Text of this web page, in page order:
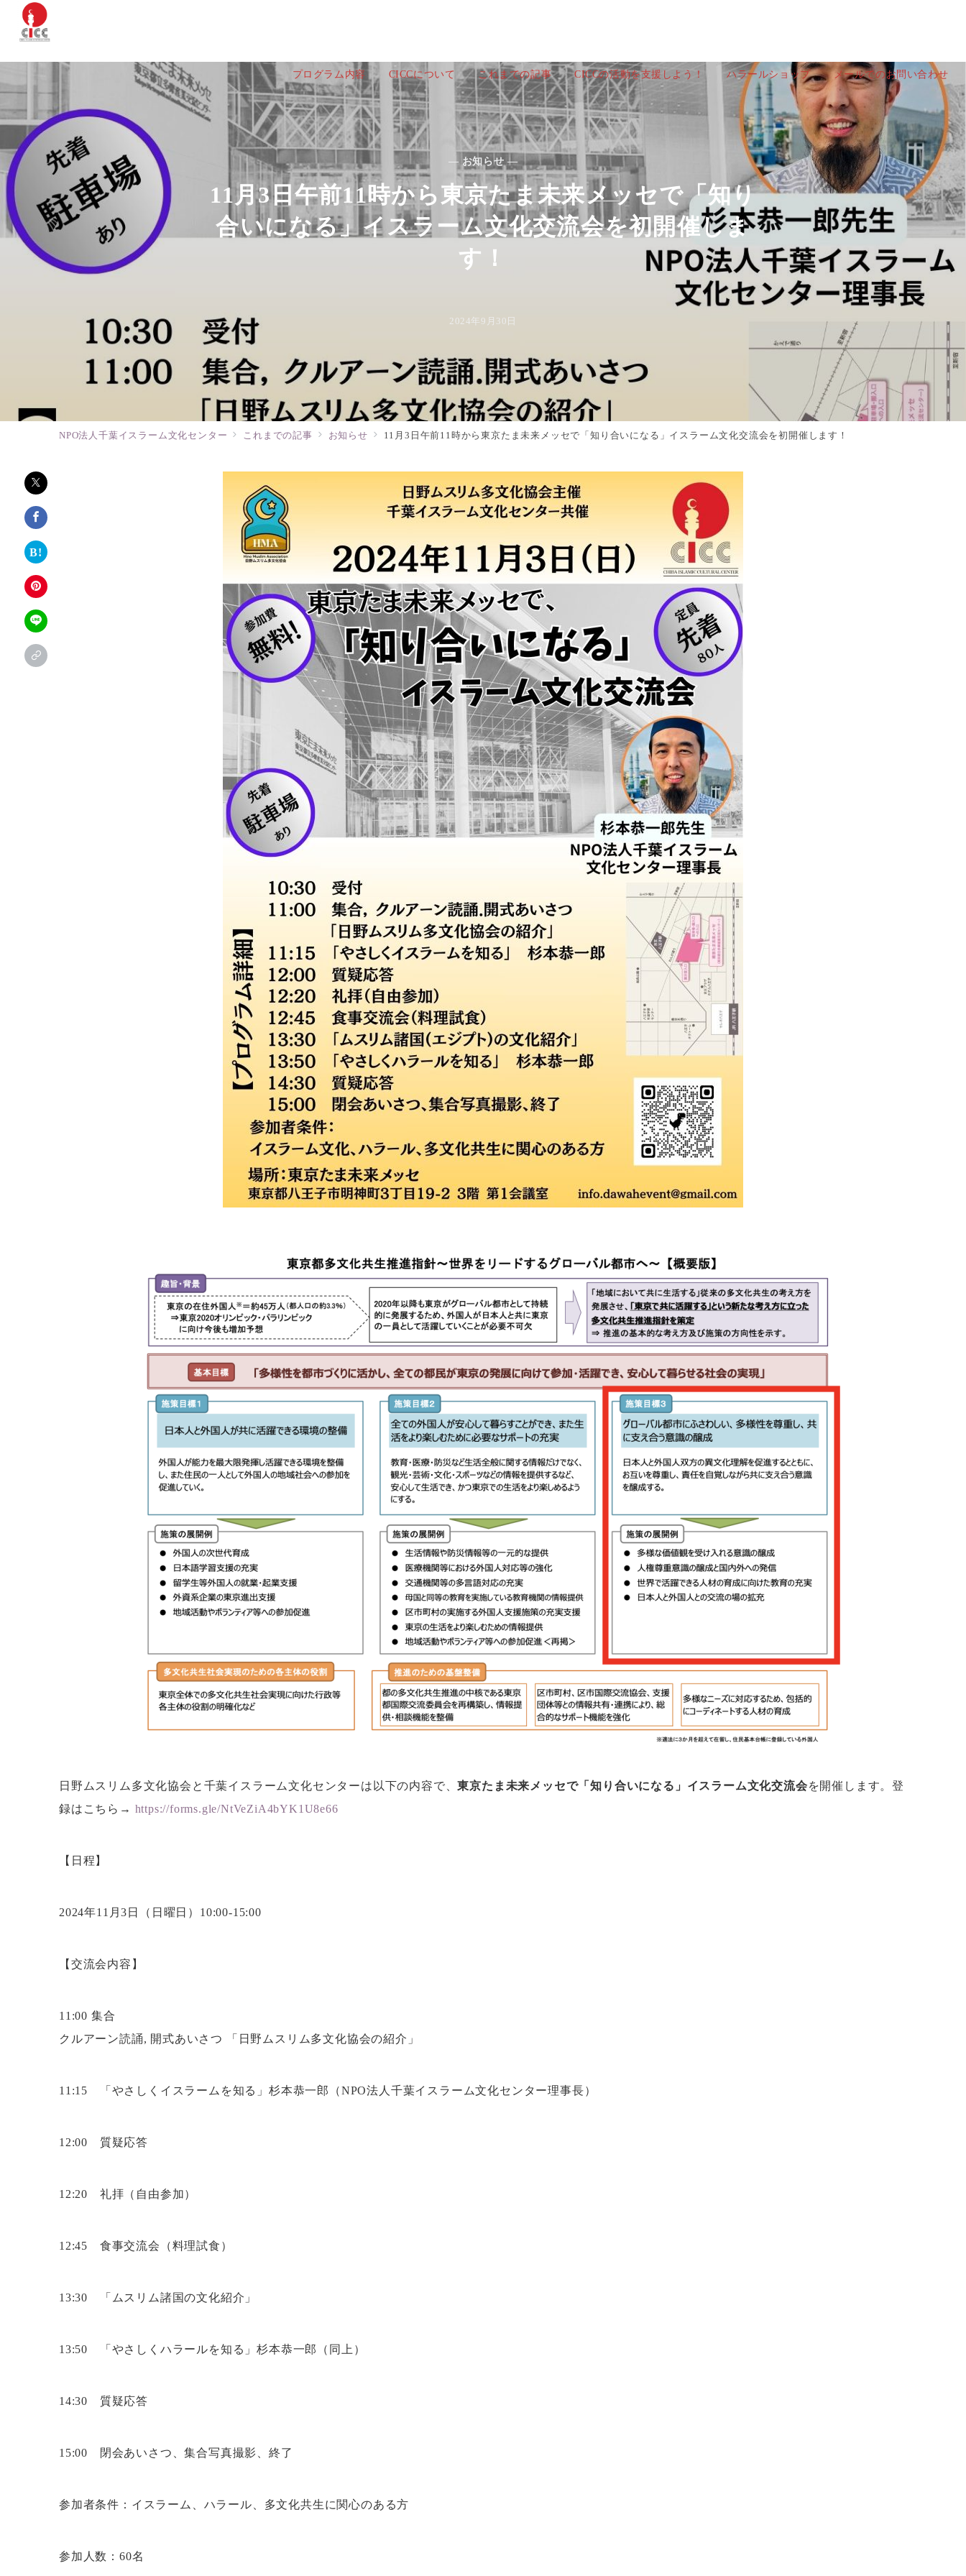
プログラム内容 CICCについて これまでの記事 CICCの活動を支援しよう！ ハラールショップ メールでのお問い合わせ
— お知らせ —
11月3日午前11時から東京たま未来メッセで「知り
合いになる」イスラーム文化交流会を初開催しま
す！
2024年9月30日
NPO法人千葉イスラーム文化センター これまでの記事 お知らせ 11月3日午前11時から東京たま未来メッセで「知り合いになる」イスラーム文化交流会を初開催します！
日野ムスリム多文化協会と千葉イスラーム文化センターは以下の内容で、東京たま未来メッセで「知り合いになる」イスラーム文化交流会を開催します。登
録はこちら→ https://forms.gle/NtVeZiA4bYK1U8e66
【日程】
2024年11月3日（日曜日）10:00-15:00
【交流会内容】
11:00 集合
クルアーン読誦, 開式あいさつ 「日野ムスリム多文化協会の紹介」
11:15 「やさしくイスラームを知る」杉本恭一郎（NPO法人千葉イスラーム文化センター理事長）
12:00 質疑応答
12:20 礼拝（自由参加）
12:45 食事交流会（料理試食）
13:30 「ムスリム諸国の文化紹介」
13:50 「やさしくハラールを知る」杉本恭一郎（同上）
14:30 質疑応答
15:00 閉会あいさつ、集合写真撮影、終了
参加者条件：イスラーム、ハラール、多文化共生に関心のある方
参加人数：60名